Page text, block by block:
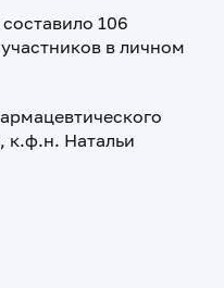
106
в личном
к.ф.н. Натальи